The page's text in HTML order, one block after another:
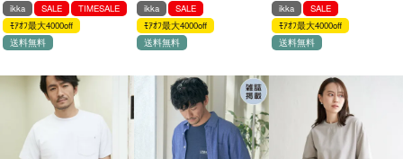
ikka SALE
TIMESALE
ﾓｱｵﾌ最大4000off
送料無料
ikka
SALE
ﾓｱｵﾌ最大4000off
送料無料
ikka
SALE
ﾓｱｵﾌ最大4000off
送料無料